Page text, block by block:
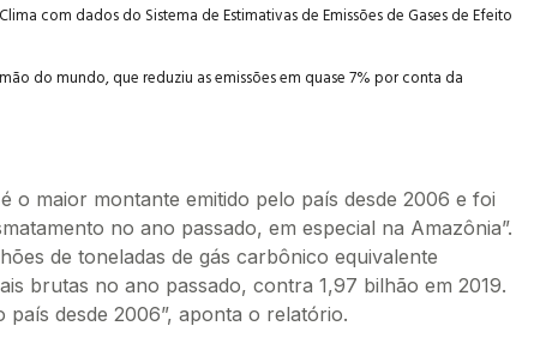
com dados do Sistema de Estimativas de Emissões de Gases de Efeito
do mundo, que reduziu as emissões em quase 7% por conta da
o maior montante emitido pelo país desde 2006 e foi
no ano passado, em especial na Amazônia”.
de toneladas de gás carbônico equivalente
brutas no ano passado, contra 1,97 bilhão em 2019.
país desde 2006”, aponta o relatório.